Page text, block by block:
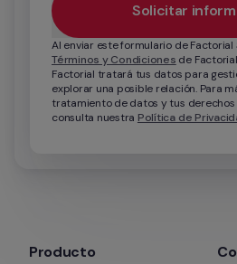
Términos y Condiciones de
Factorial tratará tus datos para
explorar una posible relación. Para
tratamiento de datos y tus derechos
consulta nuestra Política de
Solicitar
Producto